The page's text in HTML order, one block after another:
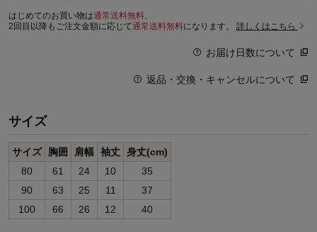
はじめてのお買い物は通常送料無料。
2回目以降もご注文金額に応じて通常送料無料になります。 詳しくはこちら
お届け日数について
返品・交換・キャンセルについて
サイズ
サイズ 胸囲 肩幅 袖丈 身丈(cm)
80
61 24 10
35
90
63 25 11
37
100
66 26 12 40